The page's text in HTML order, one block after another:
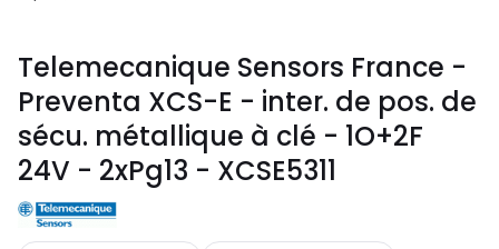
Telemecanique Sensors France -
Preventa XCS-E - inter. de pos. de
sécu. métallique à clé - 1O+2F
24V - 2xPg13 - XCSE5311